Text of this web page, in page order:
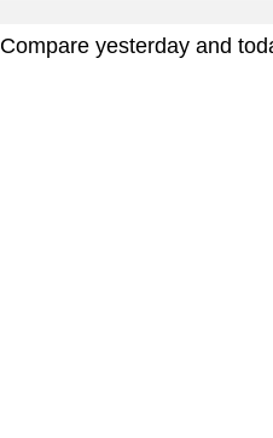
Compare yesterday and